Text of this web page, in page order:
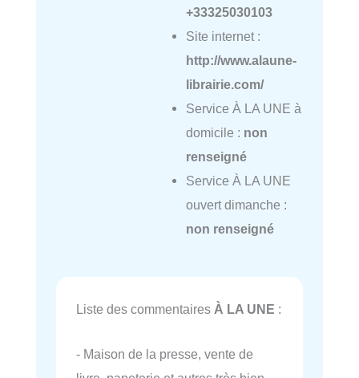
+33325030103
Site internet :
http://www.alaune-
librairie.com/
Service À LA UNE à
domicile : non
renseigné
Service À LA UNE
ouvert dimanche :
non renseigné
Liste des commentaires À LA UNE :
- Maison de la presse, vente de